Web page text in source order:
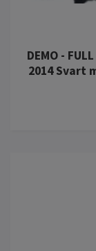
DEMO -
2014 Svart